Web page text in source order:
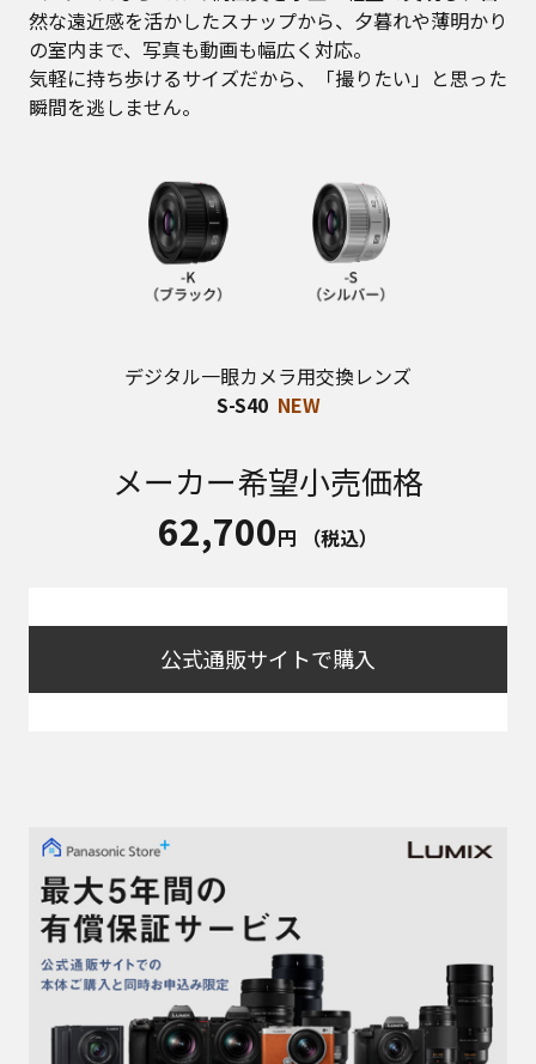
然な遠近感を活かしたスナップから、夕暮れや薄明かり
の室内まで、写真も動画も幅広く対応。
気軽に持ち歩けるサイズだから、「撮りたい」と思った
瞬間を逃しません。
デジタル一眼カメラ用交換レンズ
S-S40 NEW
メーカー希望小売価格
62,700円 （税込）
公式通販サイトで購入